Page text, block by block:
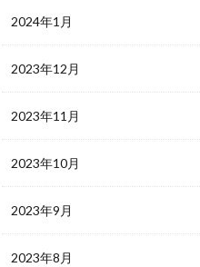
2024年1月
2023年12月
2023年11月
2023年10月
2023年9月
2023年8月